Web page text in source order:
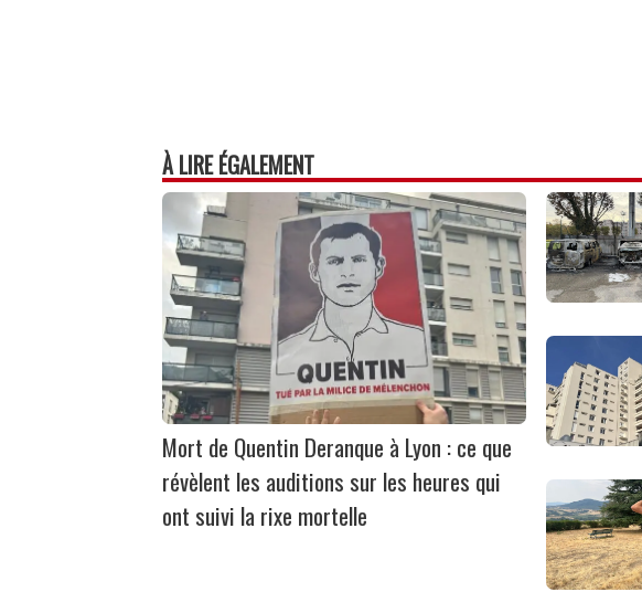
À LIRE ÉGALEMENT
Mort de Quentin Deranque à Lyon : ce que
révèlent les auditions sur les heures qui
ont suivi la rixe mortelle